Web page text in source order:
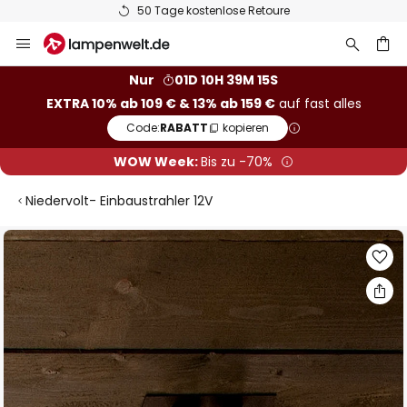
50 Tage kostenlose Retoure
Inhalt
Nur
01D 10H 39M 15S
EXTRA 10% ab 109 € & 13% ab 159 €auf fast alles
Code:RABATT kopieren
WOW Week:Bis zu -70%
Niedervolt- Einbaustrahler 12V
Zum
Ende
der
Bildgalerie
springen